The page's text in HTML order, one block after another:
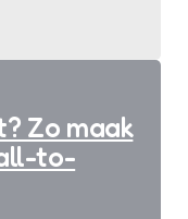
Zo maak
to-